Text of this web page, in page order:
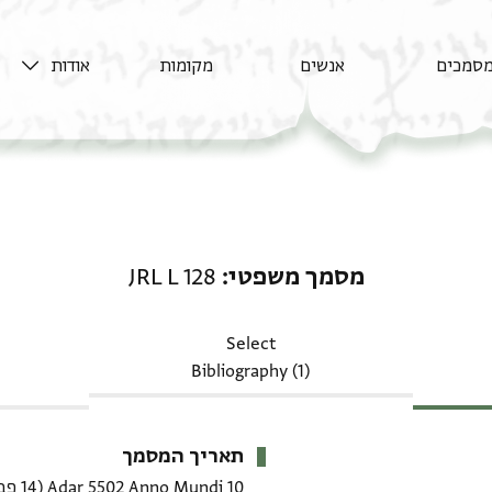
מסמכים אנשים מקומות אודות
מסמך משפטי JRL L 128
Select
Bibliography (1)
תאריך המסמך